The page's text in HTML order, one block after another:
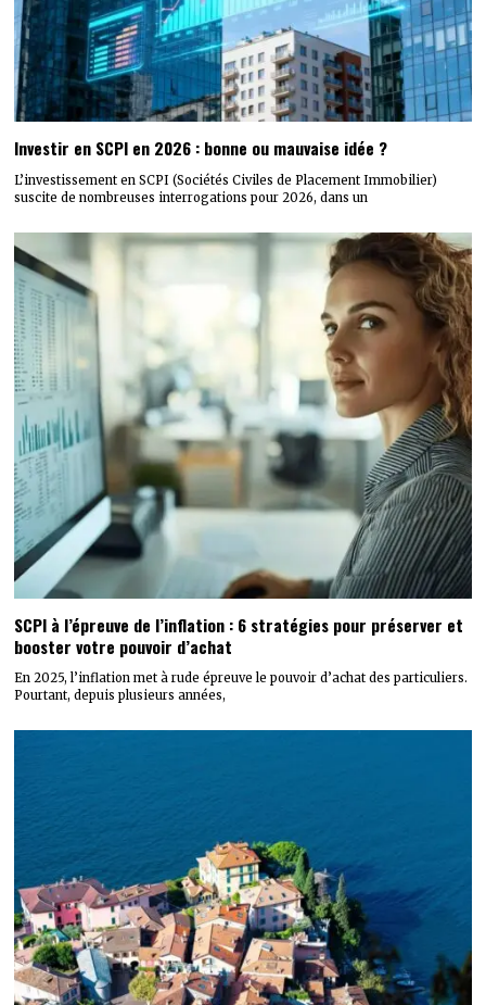
Investir en SCPI en 2026 : bonne ou mauvaise idée ?
L’investissement en SCPI (Sociétés Civiles de Placement Immobilier)
suscite de nombreuses interrogations pour 2026, dans un
SCPI à l’épreuve de l’inflation : 6 stratégies pour préserver et
booster votre pouvoir d’achat
En 2025, l’inflation met à rude épreuve le pouvoir d’achat des particuliers.
Pourtant, depuis plusieurs années,